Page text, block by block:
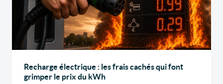
Recharge électrique : les frais cachés qui font
grimper le prix du kWh